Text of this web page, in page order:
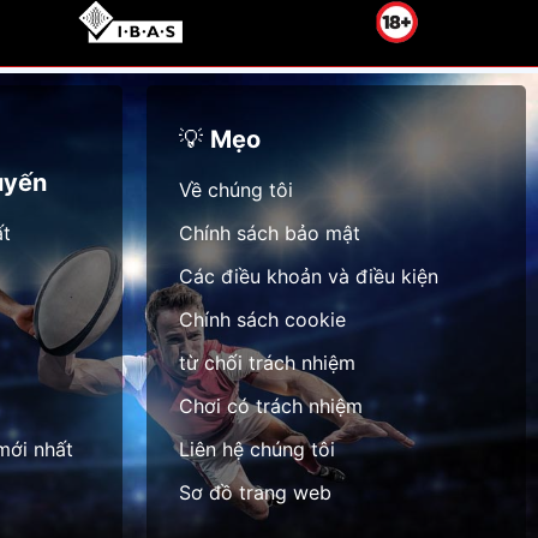
nhất
💡 Mẹo
Về chúng tôi
Chính sách bảo mật
Các điều khoản và điều kiện
Chính sách cookie
từ chối trách nhiệm
Chơi có trách nhiệm
Liên hệ chúng tôi
Sơ đồ trang web